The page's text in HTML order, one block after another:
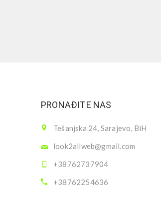
PRONAĐITE NAS
Tešanjska 24, Sarajevo, BiH
look2allweb@gmail.com
+38762737904
+38762254636